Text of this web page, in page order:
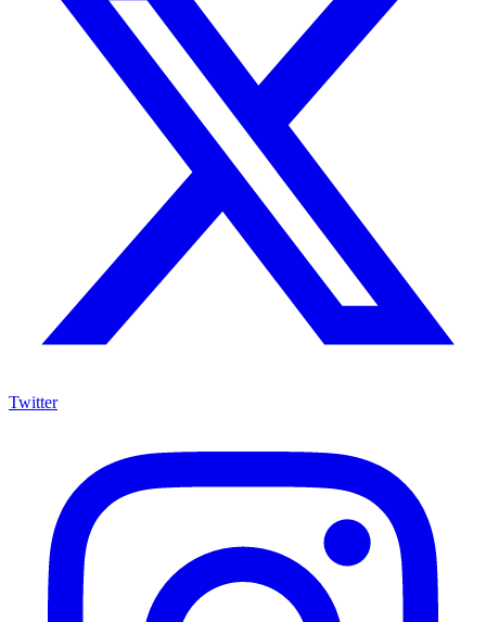
Twitter